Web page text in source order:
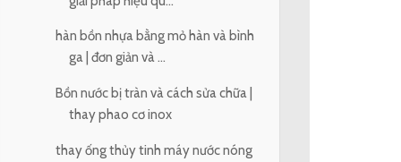
hàn bồn nhựa bằng mỏ hàn và bình
ga | đơn giản và ...
Bồn nước bị tràn và cách sửa chữa |
thay phao cơ inox
thay ống thủy tinh máy nước nóng